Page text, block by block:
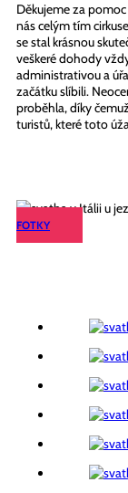
Děkujeme za
nás celým tím
se stal krásnou
veškeré dohody
administrativou a
začátku slíbili.
proběhla, díky
turistů, které toto
FOTKY